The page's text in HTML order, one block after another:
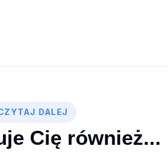
DALEJ
Cię również...